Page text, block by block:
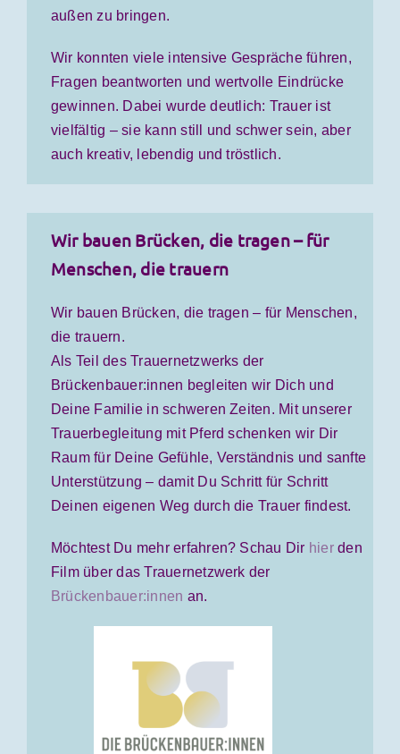
außen zu bringen.
Wir konnten viele intensive Gespräche führen,
Fragen beantworten und wertvolle Eindrücke
gewinnen. Dabei wurde deutlich: Trauer ist
vielfältig – sie kann still und schwer sein, aber
auch kreativ, lebendig und tröstlich.
Wir bauen Brücken, die tragen – für
Menschen, die trauern
Wir bauen Brücken, die tragen – für Menschen,
die trauern.
Als Teil des Trauernetzwerks der
Brückenbauer:innen begleiten wir Dich und
Deine Familie in schweren Zeiten. Mit unserer
Trauerbegleitung mit Pferd schenken wir Dir
Raum für Deine Gefühle, Verständnis und sanfte
Unterstützung – damit Du Schritt für Schritt
Deinen eigenen Weg durch die Trauer findest.
Möchtest Du mehr erfahren? Schau Dir hier den
Film über das Trauernetzwerk der
Brückenbauer:innen an.